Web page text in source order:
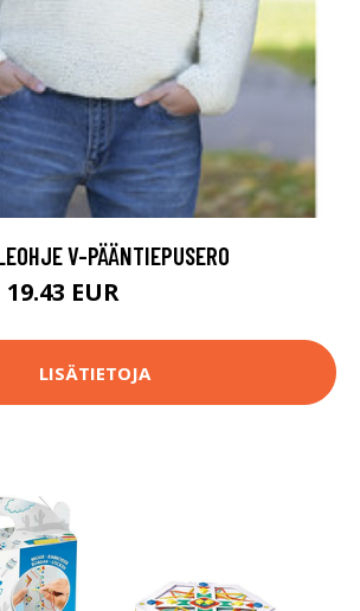
V-PÄÄNTIEPUSERO
19.43 EUR
LISÄTIETOJA